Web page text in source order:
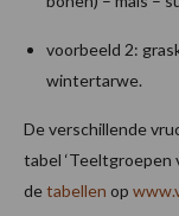
voorbeeld 2:
wintertarwe.
De verschillende
tabel ‘Teeltgroepen
detabellen op